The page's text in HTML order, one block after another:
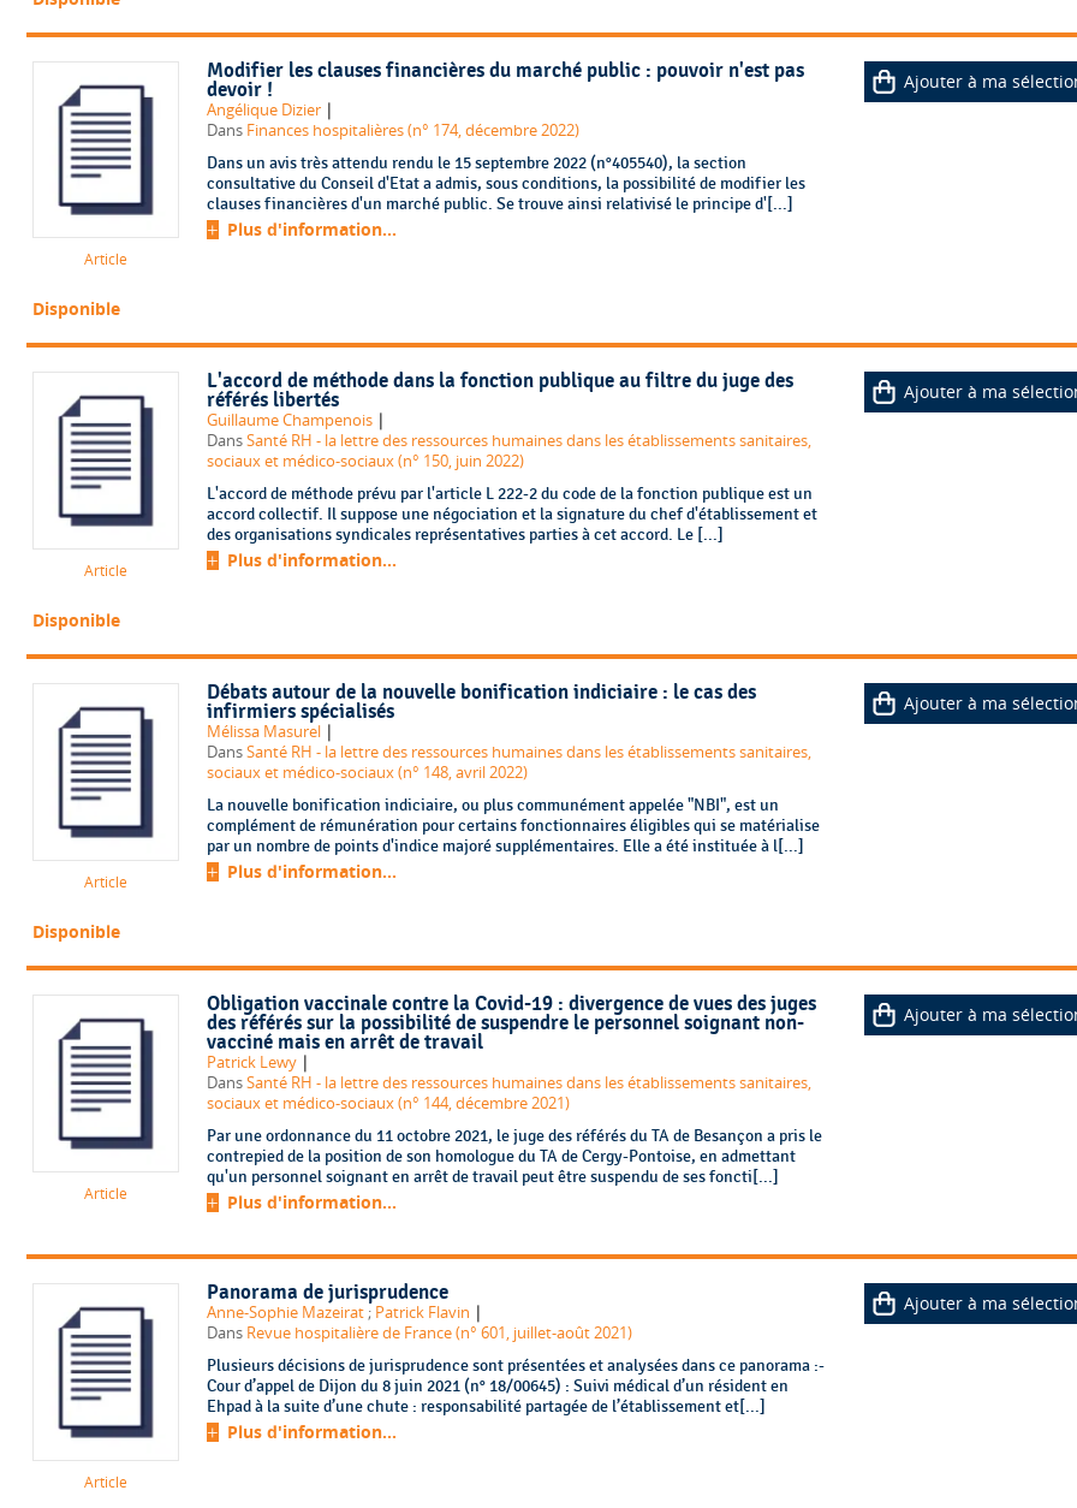
Article
Modifier les clauses financières du marché public : pouvoir n'est pas
devoir !
Angélique Dizier |
Dans Finances hospitalières (n° 174, décembre 2022)
Dans un avis très attendu rendu le 15 septembre 2022 (n°405540), la section
consultative du Conseil d'Etat a admis, sous conditions, la possibilité de modifier les
clauses financières d'un marché public. Se trouve ainsi relativisé le principe d'[...]
Plus d'information...
Ajouter à ma
Disponible
Article
L'accord de méthode dans la fonction publique au filtre du juge des
référés libertés
Guillaume Champenois |
DansSanté RH - la lettre des ressources humaines dans les établissements sanitaires,
sociaux et médico-sociaux (n° 150, juin 2022)
L'accord de méthode prévu par l'article L 222-2 du code de la fonction publique est un
accord collectif. Il suppose une négociation et la signature du chef d'établissement et
des organisations syndicales représentatives parties à cet accord. Le [...]
Plus d'information...
Ajouter à ma
Disponible
Article
Débats autour de la nouvelle bonification indiciaire : le cas des
infirmiers spécialisés
Mélissa Masurel |
DansSanté RH - la lettre des ressources humaines dans les établissements sanitaires,
sociaux et médico-sociaux (n° 148, avril 2022)
La nouvelle bonification indiciaire, ou plus communément appelée "NBI", est un
complément de rémunération pour certains fonctionnaires éligibles qui se matérialise
par un nombre de points d'indice majoré supplémentaires. Elle a été instituée à l[...]
Plus d'information...
Ajouter à ma
Disponible
Article
Obligation vaccinale contre la Covid-19 : divergence de vues des juges
des référés sur la possibilité de suspendre le personnel soignant non-
vacciné mais en arrêt de travail
Patrick Lewy |
DansSanté RH - la lettre des ressources humaines dans les établissements sanitaires,
sociaux et médico-sociaux (n° 144, décembre 2021)
Par une ordonnance du 11 octobre 2021, le juge des référés du TA de Besançon a pris le
contrepied de la position de son homologue du TA de Cergy-Pontoise, en admettant
qu'un personnel soignant en arrêt de travail peut être suspendu de ses foncti[...]
Plus d'information...
Ajouter à ma
Article
Panorama de jurisprudence
Anne-Sophie Mazeirat ; Patrick Flavin |
Dans Revue hospitalière de France (n° 601, juillet-août 2021)
Plusieurs décisions de jurisprudence sont présentées et analysées dans ce panorama :-
Cour d’appel de Dijon du 8 juin 2021 (n° 18/00645) : Suivi médical d’un résident en
Ehpad à la suite d’une chute : responsabilité partagée de l’établissement et[...]
Plus d'information...
Ajouter à ma